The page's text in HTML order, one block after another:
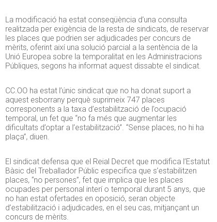
La modificació ha estat conseqüència d’una consulta
realitzada per exigència de la resta de sindicats, de reservar
les places que podrien ser adjudicades per concurs de
mèrits, oferint així una solució parcial a la sentència de la
Unió Europea sobre la temporalitat en les Administracions
Públiques, segons ha informat aquest dissabte el sindicat.
CC.OO ha estat l’únic sindicat que no ha donat suport a
aquest esborrany perquè suprimeix 747 places
corresponents a la taxa d’estabilització de l’ocupació
temporal, un fet que “no fa més que augmentar les
dificultats d’optar a l’estabilització”. “Sense places, no hi ha
plaça”, diuen.
El sindicat defensa que el Reial Decret que modifica l’Estatut
Bàsic del Treballador Públic especifica que s’estabilitzen
places, “no persones”, fet que implica que les places
ocupades per personal interí o temporal durant 5 anys, que
no han estat ofertades en oposició, seran objecte
d’estabilització i adjudicades, en el seu cas, mitjançant un
concurs de mèrits.